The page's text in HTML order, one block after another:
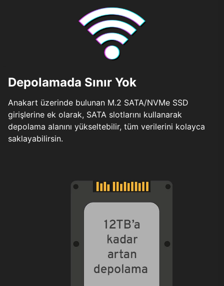
Depolamada Sınır Yok
Anakart üzerinde bulunan M.2 SATA/NVMe SSD
girişlerine ek olarak, SATA slotlarını kullanarak
depolama alanını yükseltebilir, tüm verilerini kolayca
saklayabilirsin.